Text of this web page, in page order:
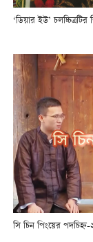
‘ডিয়ার ইউ’
সি চিন পিংয়ের